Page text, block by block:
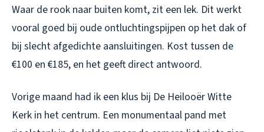
Waar de rook naar buiten komt, zit een lek. Dit werkt
vooral goed bij oude ontluchtingspijpen op het dak of
bij slecht afgedichte aansluitingen. Kost tussen de
€100 en €185, en het geeft direct antwoord.
Vorige maand had ik een klus bij De Heilooër Witte
Kerk in het centrum. Een monumentaal pand met